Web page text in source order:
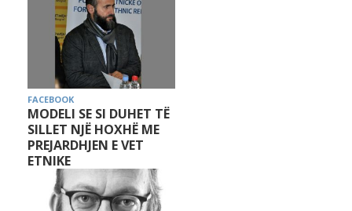
FACEBOOK
MODELI SE SI DUHET TË
SILLET NJË HOXHË ME
PREJARDHJEN E VET
ETNIKE